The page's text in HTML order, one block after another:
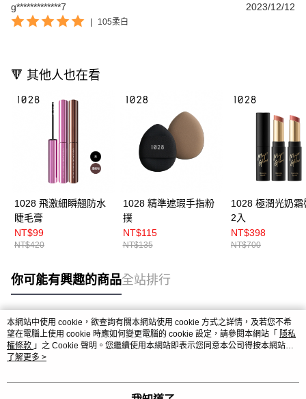
g*************7 2023/12/12
| 105柔白
🔻 其他人也在看
1028 飛激細瞬翹防水
睫毛膏
NT$99
NT$420
1028 精準遮瑕手指粉
撲
NT$115
NT$135
1028 極潤光奶霜
2入
NT$398
NT$700
你可能有興趣的商品全站排行
熱門標籤
本網站中使用 cookie，欲查詢有關本網站使用 cookie 方式之詳情，及若您不希
望在電腦上使用 cookie 時應如何變更電腦的 cookie 設定，請參閱本網站「 隱私
權條款 」之 Cookie 聲明。您繼續使用本網站即表示您同意本公司得按本網站使
用條款之 Cookie 聲明使用 cookie。
了解更多 >